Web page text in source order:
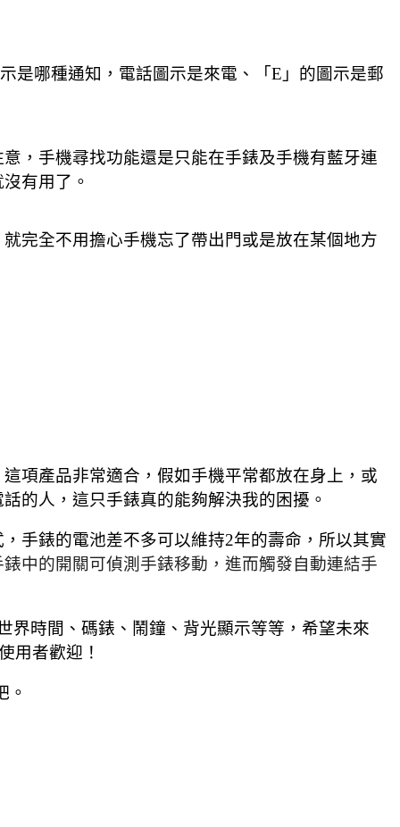
是哪種通知，電話圖示是來電、「E」的圖示是郵
，手機尋找功能還是只能在手錶及手機有藍牙連
有用了。
完全不用擔心手機忘了帶出門或是放在某個地方
項產品非常適合，假如手機平常都放在身上，或
的人，這只手錶真的能夠解決我的困擾。
手錶的電池差不多可以維持2年的壽命，所以其實
錶中的開關可偵測手錶移動，進而觸發自動連結手
界時間、碼錶、鬧鐘、背光顯示等等，希望未來
用者歡迎！
。